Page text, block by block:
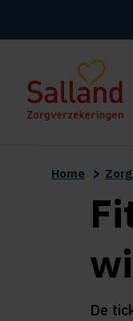
Home >
De